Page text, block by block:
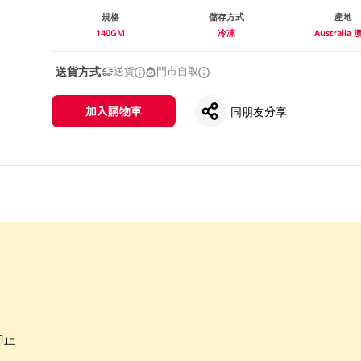
規格
140GM
儲存方式
冷凍
產地
Australia
送貨方式 送貨 門市自取
加入購物車 同朋友分享
止